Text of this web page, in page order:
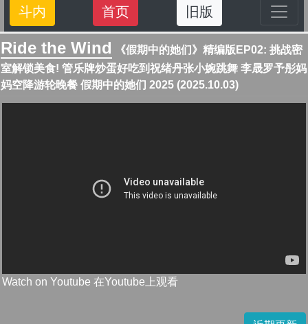
斗内 首页 旧版
Ride the Wind
《假期中的她们》精编版EP02: 挑战密
室解锁美食! 管乐牌炒蛋好吃到祝绪丹张小婉跳舞 李晟罗予彤妈
妈空降游轮晚餐 假期中的她们 2025 (2025.10.03)
Watch on Youtube 在Youtube上观看